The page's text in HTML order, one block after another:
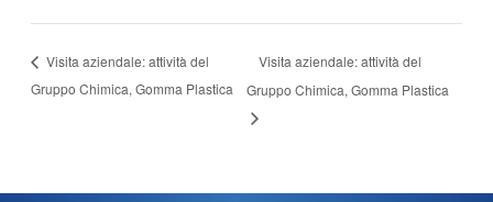
Visita aziendale: attività del
Gruppo Chimica, Gomma Plastica
Visita aziendale: attività del
Gruppo Chimica, Gomma Plastica